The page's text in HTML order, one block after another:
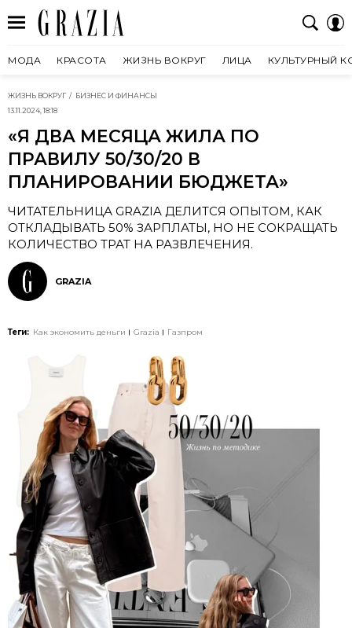
МОДА КРАСОТА ЖИЗНЬ ВОКРУГ ЛИЦА КУЛЬТУРНЫЙ
ЖИЗНЬ ВОКРУГ
БИЗНЕС И ФИНАНСЫ
13.11.2024, 18:18
«Я ДВА МЕСЯЦА ЖИЛА ПО
ПРАВИЛУ 50/30/20 В
ПЛАНИРОВАНИИ БЮДЖЕТА»
ЧИТАТЕЛЬНИЦА GRAZIA ДЕЛИТСЯ ОПЫТОМ, КАК
ОТКЛАДЫВАТЬ 50% ЗАРПЛАТЫ, НО НЕ СОКРАЩАТЬ
КОЛИЧЕСТВО ТРАТ НА РАЗВЛЕЧЕНИЯ.
GRAZIA
Теги: Как экономить деньги Grazia Газпром